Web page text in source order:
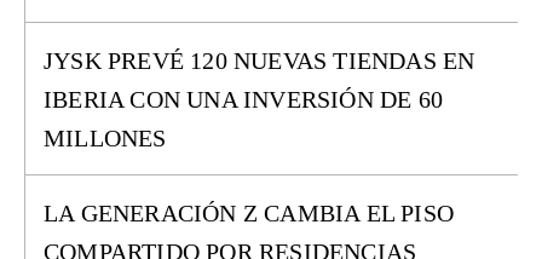
JYSK PREVÉ 120 NUEVAS TIENDAS EN
IBERIA CON UNA INVERSIÓN DE 60
MILLONES
LA GENERACIÓN Z CAMBIA EL PISO
COMPARTIDO POR RESIDENCIAS